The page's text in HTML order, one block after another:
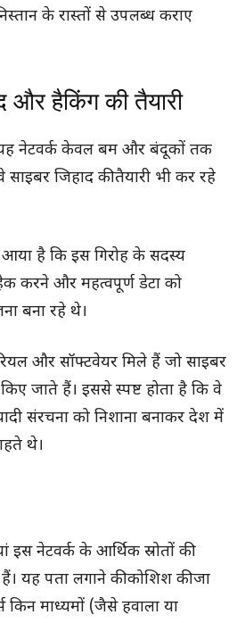
के रास्तों से उपलब्ध कराए
हैकिंग की तैयारी
नेटवर्क केवल बम और बंदूकों तक
साइबर जिहाद की तैयारी भी कर रहे
है कि इस गिरोह के सदस्य
करने और महत्वपूर्ण डेटा को
बना रहे थे।
और सॉफ्टवेयर मिले हैं जो साइबर
जाते हैं। इससे स्पष्ट होता है कि वे
संरचना को निशाना बनाकर देश में
थे।
इस नेटवर्क के आर्थिक स्रोतों की
यह पता लगाने की कोशिश की जा
किन माध्यमों (जैसे हवाला या